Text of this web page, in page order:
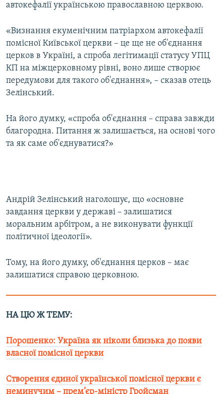
автокефалії українською православною церквою.
«Визнання екуменічним патріархом автокефалії
помісної Київської церкви – це ще не об'єднання
церков в Україні, а спроба легітимації статусу УПЦ
КП на міжцерковному рівні, воно лише створює
передумови для такого об'єднання», – сказав отець
Зелінський.
На його думку, «спроба об'єднання – справа завжди
благородна. Питання ж залишається, на основі чого
та як саме об'єднуватися?»
Андрій Зелінський наголошує, що «основне
завдання церкви у державі – залишатися
моральним арбітром, а не виконувати функції
політичної ідеології».
Тому, на його думку, об'єднання церков – має
залишатися справою церковною.
НА ЦЮ Ж ТЕМУ:
Порошенко: Україна як ніколи близька до появи
власної помісної церкви
Створення єдиної української помісної церкви є
неминучим – прем’єр-міністр Гройсман